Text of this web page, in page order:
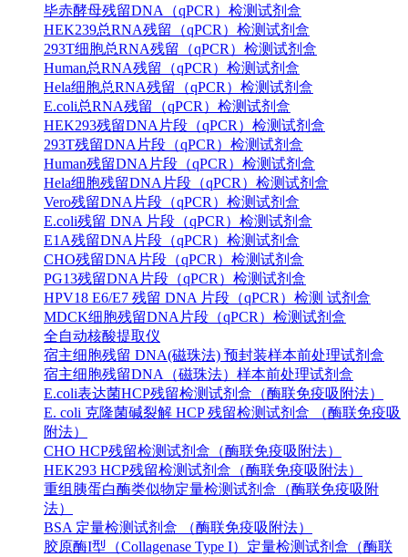
毕赤酵母残留DNA（qPCR）检测试剂盒
HEK239总RNA残留（qPCR）检测试剂盒
293T细胞总RNA残留（qPCR）检测试剂盒
Human总RNA残留（qPCR）检测试剂盒
Hela细胞总RNA残留（qPCR）检测试剂盒
E.coli总RNA残留（qPCR）检测试剂盒
HEK293残留DNA片段（qPCR）检测试剂盒
293T残留DNA片段（qPCR）检测试剂盒
Human残留DNA片段（qPCR）检测试剂盒
Hela细胞残留DNA片段（qPCR）检测试剂盒
Vero残留DNA片段（qPCR）检测试剂盒
E.coli残留 DNA 片段（qPCR）检测试剂盒
E1A残留DNA片段（qPCR）检测试剂盒
CHO残留DNA片段（qPCR）检测试剂盒
PG13残留DNA片段（qPCR）检测试剂盒
HPV18 E6/E7 残留 DNA 片段（qPCR）检测 试剂盒
MDCK细胞残留DNA片段（qPCR）检测试剂盒
全自动核酸提取仪
宿主细胞残留 DNA(磁珠法) 预封装样本前处理试剂盒
宿主细胞残留DNA（磁珠法）样本前处理试剂盒
E.coli表达菌HCP残留检测试剂盒（酶联免疫吸附法）
E. coli 克隆菌碱裂解 HCP 残留检测试剂盒 （酶联免疫吸
附法）
CHO HCP残留检测试剂盒（酶联免疫吸附法）
HEK293 HCP残留检测试剂盒（酶联免疫吸附法）
重组胰蛋白酶类似物定量检测试剂盒（酶联免疫吸附
法）
BSA 定量检测试剂盒 （酶联免疫吸附法）
胶原酶I型（Collagenase Type I）定量检测试剂盒（酶联